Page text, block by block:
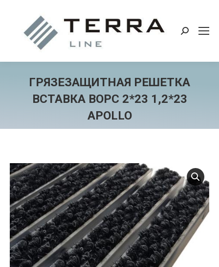
Поиск:
ГРЯЗЕЗАЩИТНАЯ РЕШЕТКА
ВСТАВКА ВОРС 2*23 1,2*23
APOLLO